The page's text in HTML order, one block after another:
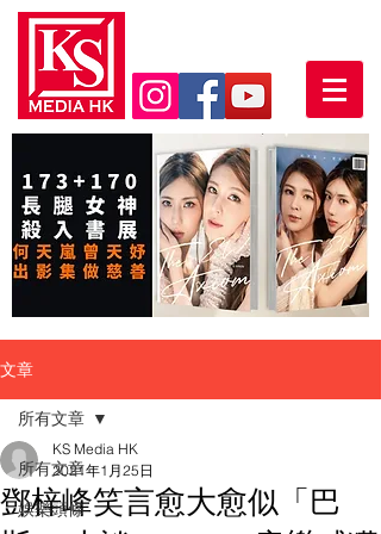
文章
所有文章
娛樂頭條
所有文章
鄧梓峰笑言愈大愈似「巴
KS Media HK
2021年1月25日